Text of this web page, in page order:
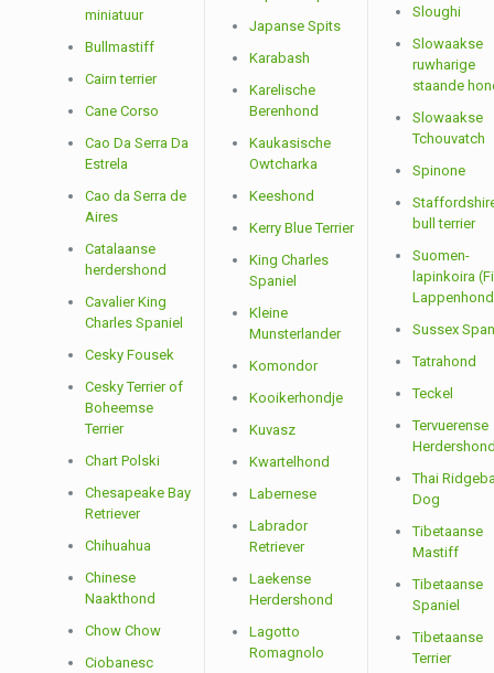
miniatuur
Bullmastiff
Cairn terrier
Cane Corso
Cao Da Serra Da
Estrela
Cao da Serra de
Aires
Catalaanse
herdershond
Cavalier King
Charles Spaniel
Cesky Fousek
Cesky Terrier of
Boheemse
Terrier
Chart Polski
Chesapeake Bay
Retriever
Chihuahua
Chinese
Naakthond
Chow Chow
Ciobanesc
Japanse Spits
Karabash
Karelische
Berenhond
Kaukasische
Owtcharka
Keeshond
Kerry Blue Terrier
King Charles
Spaniel
Kleine
Munsterlander
Komondor
Kooikerhondje
Kuvasz
Kwartelhond
Labernese
Labrador
Retriever
Laekense
Herdershond
Lagotto
Romagnolo
Sloughi
Slowaakse
ruwharige
staande
Slowaakse
Tchouvatch
Spinone
bull terrier
Suomen-
lapinkoira
Sussex
Tatrahond
Teckel
Tervuerense
Thai
Dog
Tibetaanse
Mastiff
Tibetaanse
Spaniel
Tibetaanse
Terrier